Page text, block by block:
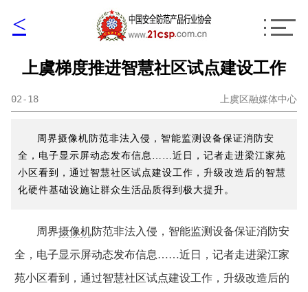
<
上虞梯度推进智慧社区试点建设工作
02-18 上虞区融媒体中心
周界摄像机防范非法入侵，智能监测设备保证消防安
全，电子显示屏动态发布信息……近日，记者走进梁江家苑
小区看到，通过智慧社区试点建设工作，升级改造后的智慧
化硬件基础设施让群众生活品质得到极大提升。
周界摄像机防范非法入侵，智能监测设备保证消防安
全，电子显示屏动态发布信息……近日，记者走进梁江家
苑小区看到，通过智慧社区试点建设工作，升级改造后的